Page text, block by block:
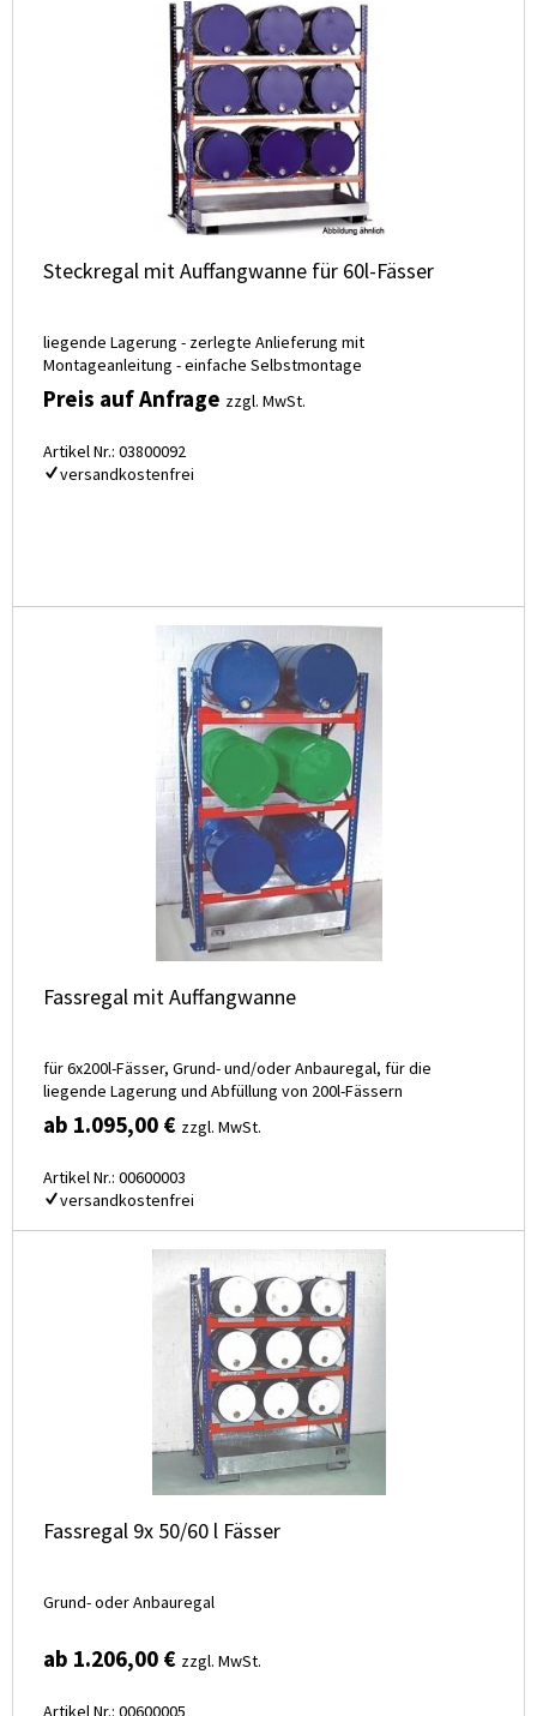
Steckregal mit Auffangwanne für 60l-Fässer
liegende Lagerung - zerlegte Anlieferung mit
Montageanleitung - einfache Selbstmontage
Preis auf Anfrage zzgl. MwSt.
Artikel Nr.: 03800092
versandkostenfrei
Fassregal mit Auffangwanne
für 6x200l-Fässer, Grund- und/oder Anbauregal, für die
liegende Lagerung und Abfüllung von 200l-Fässern
ab 1.095,00 € zzgl. MwSt.
Artikel Nr.: 00600003
versandkostenfrei
Fassregal 9x 50/60 l Fässer
Grund- oder Anbauregal
ab 1.206,00 € zzgl. MwSt.
Artikel Nr.: 00600005